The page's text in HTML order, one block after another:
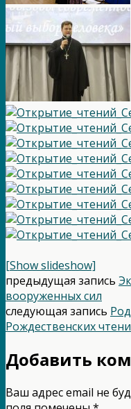
[Show slideshow]
предыдущая запись
вооруженных сил
следующая запись
Рождественских
Добавить
Ваш адрес email не